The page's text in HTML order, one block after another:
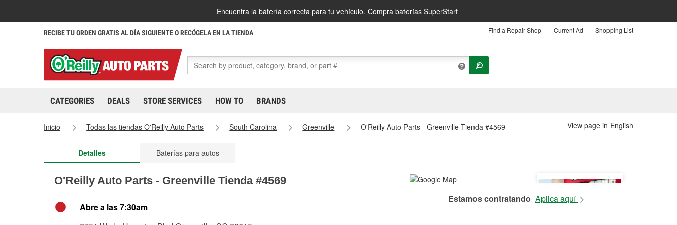
Encuentra la batería correcta para tu vehículo. Compra baterías SuperStart
RECIBE TU ORDEN GRATIS AL DÍA SIGUIENTE O RECÓGELA EN LA TIENDA Find a Repair Shop Current Ad Shopping List
CATEGORIES DEALS STORE SERVICES HOW TO BRANDS
Inicio Todas las tiendas O'Reilly Auto Parts South Carolina Greenville O'Reilly Auto Parts - Greenville Tienda #4569 View page in English
Detalles Baterías para autos
O'Reilly Auto Parts - Greenville Tienda #4569
Abre a las 7:30am
Estamos contratando Aplica aquí